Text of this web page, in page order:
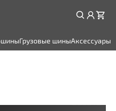
Грузовые шиныАксессуары